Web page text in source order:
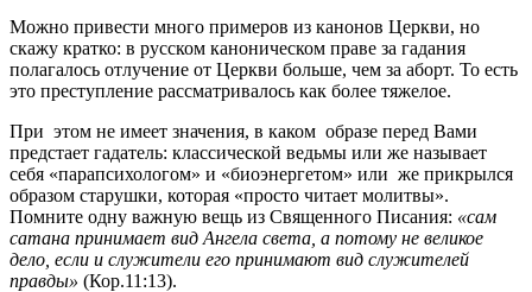
Можно привести много примеров из канонов Церкви, но
скажу кратко: в русском каноническом праве за гадания
полагалось отлучение от Церкви больше, чем за аборт. То есть
это преступление рассматривалось как более тяжелое.
При этом не имеет значения, в каком образе перед Вами
предстает гадатель: классической ведьмы или же называет
себя «парапсихологом» и «биоэнергетом» или же прикрылся
образом старушки, которая «просто читает молитвы».
Помните одну важную вещь из Священного Писания: «сам
сатана принимает вид Ангела света, а потому не великое
дело, если и служители его принимают вид служителей
правды» (Кор.11:13).